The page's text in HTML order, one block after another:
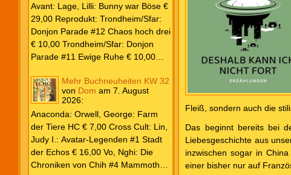
Rafa: Absolute Superman #5 € 9,99
Marvel: Marvel Origins Collection
HC #74 Daredevil 7 € 14,99 Ewing,
Al / Gomez, Carlos: Venom (2025)
#3 € 20,00 Andrews, Kaare /
Guggenheim, Marc: Spider-Man &
Wolverine #3 € 9,99 North, Ryan /
Carratu, Vincenzo: Hulk macht alles
kaputt! € 16,00 Ewing, Al / Walker,
Kevin / Various: Marvel – Schwarz
Weiß & Blut #8 … und Gedärme €
26,00 Buscema, Sal / Dematteis, J.
M.: Spektakuläre Spider-Man – Die
Avant: Lage, Lilli: Bunny war Böse €
29,00 Reprodukt: Trondheim/Sfar:
Donjon Parade #12 Chaos hoch drei
€ 10,00 Trondheim/Sfar: Donjon
Parade #11 Ewige Ruhe € 10,00
Neuedition € 35,00 Zauberstern
Comics: Ben’s Bande #4 Aug 2026
Mehr Buchneuheiten KW 32
von Dom am 7. August
2026:
Anaconda: Orwell, George: Farm
der Tiere HC € 7,00 Cross Cult: Lin,
Judy I.: Avatar-Legenden #1 Stadt
der Echos € 16,00 Vo, Nghi: Die
Chroniken von Chih #4 Mammoths
Fleiß, sondern auch die
Das beginnt bereits bei
Liebesgeschichte aus
inzwischen sogar in
einer bisher nur auf